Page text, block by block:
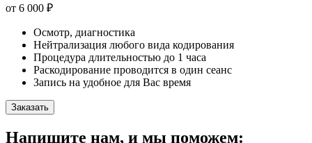
от 6 000 ₽
Осмотр, диагностика
Нейтрализация любого вида кодирования
Процедура длительностью до 1 часа
Раскодирование проводится в один сеанс
Запись на удобное для Вас время
Заказать
Напишите нам, и мы поможем: